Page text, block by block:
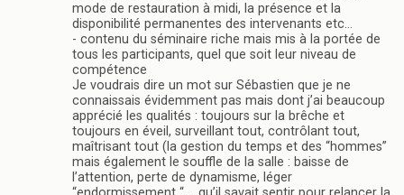
mode de restauration à midi, la présence et la
disponibilité permanentes des intervenants etc…
- contenu du séminaire riche mais mis à la portée de
tous les participants, quel que soit leur niveau de
compétence
Je voudrais dire un mot sur Sébastien que je ne
connaissais évidemment pas mais dont j’ai beaucoup
apprécié les qualités : toujours sur la brêche et
toujours en éveil, surveillant tout, contrôlant tout,
maîtrisant tout (la gestion du temps et des “hommes”
mais également le souffle de la salle : baisse de
l’attention, perte de dynamisme, léger